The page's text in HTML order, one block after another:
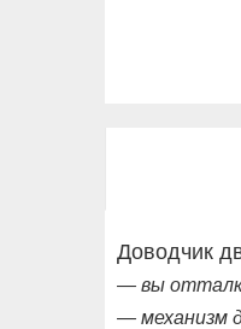
Доводчик
— вы
— механизм